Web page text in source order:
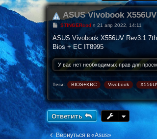
ASUS Vivobook X556UV
С
о
щ
н
и
е
STINGERcod» 21 апр 2022, 14:11
ASUS Vivobook X556UV Rev3.1
Bios + EC IT8995
У вас нет необходимых прав для
Теги: BIOS+KBC Vivobook
Ответить
Вернуться в «Asus»